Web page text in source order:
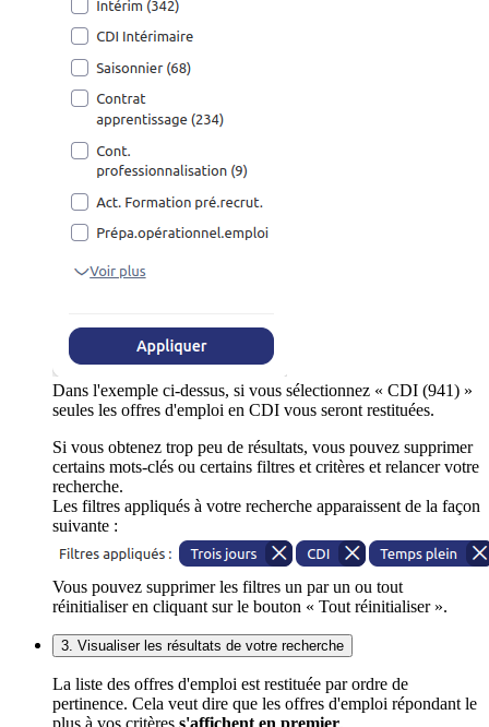
Dans l'exemple ci-dessus, si vous sélectionnez « CDI (941) »
seules les offres d'emploi en CDI vous seront restituées.
Si vous obtenez trop peu de résultats, vous pouvez supprimer
certains mots-clés ou certains filtres et critères et relancer votre
recherche.
Les filtres appliqués à votre recherche apparaissent de la façon
suivante :
Vous pouvez supprimer les filtres un par un ou tout
réinitialiser en cliquant sur le bouton « Tout réinitialiser ».
3. Visualiser les résultats de votre recherche
La liste des offres d'emploi est restituée par ordre de
pertinence. Cela veut dire que les offres d'emploi répondant le